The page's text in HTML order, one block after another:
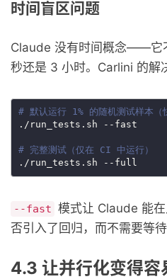
时间盲区问题
Claude 没有时间概念——它
秒还是 3 小时。Carlini 的解
# 默认运行 1% 的随机测试样本（
# 完整测试（仅在 CI 中运行）
--fast 模式让 Claude 能
否引入了回归，而不需要等
4.3 让并行化变得容